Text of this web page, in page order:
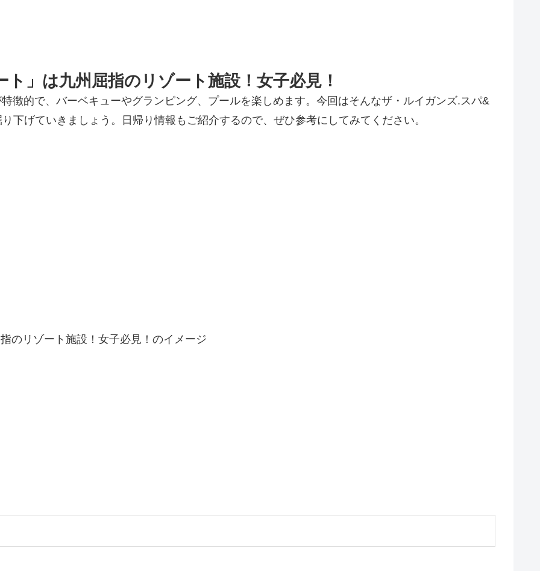
」は九州屈指のリゾート施設！女子必見！
徴的で、バーベキューやグランピング、プールを楽しめます。今回はそんなザ・ルイガンズ.スパ&
下げていきましょう。日帰り情報もご紹介するので、ぜひ参考にしてみてください。